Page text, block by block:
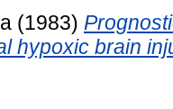
(1983)
hypoxic brain